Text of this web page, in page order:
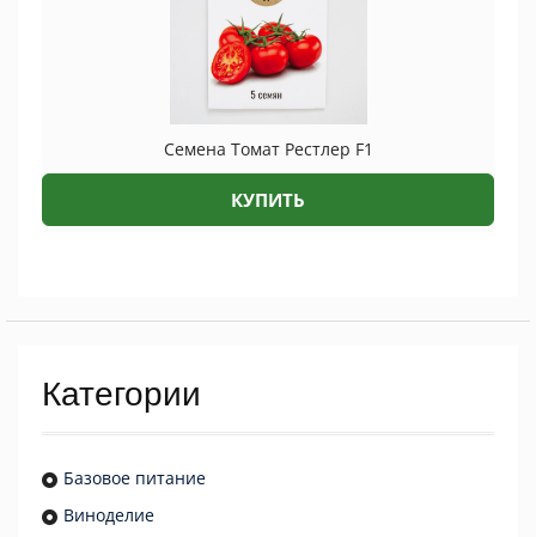
Семена Томат Рестлер F1
КУПИТЬ
Категории
Базовое питание
Виноделие